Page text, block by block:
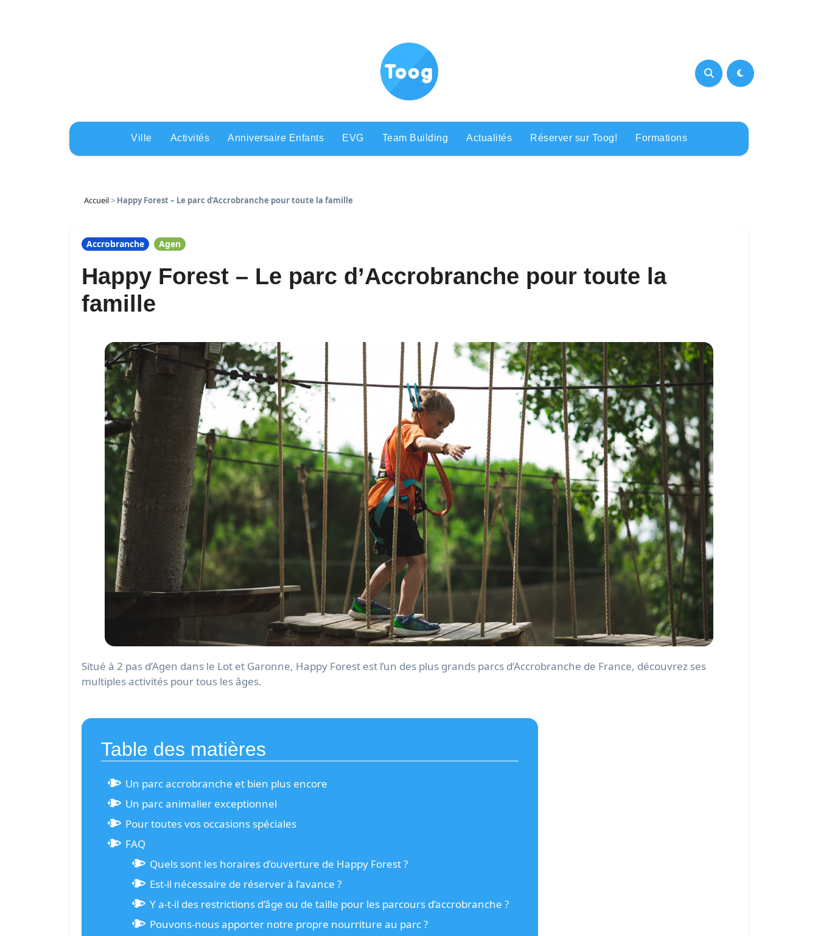
Ville Activités Anniversaire Enfants EVG Team Building Actualités Réserver sur Toog! Formations
Accueil> Happy Forest – Le parc d’Accrobranche pour toute la famille
Accrobranche Agen
Happy Forest – Le parc d’Accrobranche pour toute la
famille
Situé à 2 pas d’Agen dans le Lot et Garonne, Happy Forest est l’un des plus grands parcs d’Accrobranche de France, découvrez ses
multiples activités pour tous les âges.
Table des matières
Un parc accrobranche et bien plus encore
Un parc animalier exceptionnel
Pour toutes vos occasions spéciales
FAQ
Quels sont les horaires d’ouverture de Happy Forest ?
Est-il nécessaire de réserver à l’avance ?
Y a-t-il des restrictions d’âge ou de taille pour les parcours d’accrobranche ?
Pouvons-nous apporter notre propre nourriture au parc ?